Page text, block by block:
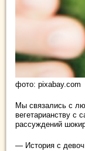
фото: pixabay.com
Мы связались с
вегетарианству с
рассуждений
— История с